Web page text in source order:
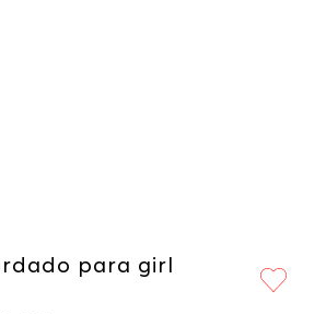
para girl